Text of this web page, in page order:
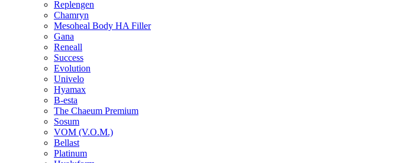
Replengen
Chamryn
Mesoheal Body HA Filler
Gana
Reneall
Success
Evolution
Univelo
Hyamax
B-esta
The Chaeum Premium
Sosum
VOM (V.O.M.)
Bellast
Platinum